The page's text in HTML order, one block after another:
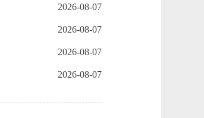
2026-08-07
2026-08-07
2026-08-07
2026-08-07